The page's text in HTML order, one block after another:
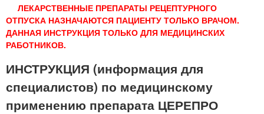
ЛЕКАРСТВЕННЫЕ ПРЕПАРАТЫ РЕЦЕПТУРНОГО
ОТПУСКА НАЗНАЧАЮТСЯ ПАЦИЕНТУ ТОЛЬКО ВРАЧОМ.
ДАННАЯ ИНСТРУКЦИЯ ТОЛЬКО ДЛЯ МЕДИЦИНСКИХ
РАБОТНИКОВ.
ИНСТРУКЦИЯ (информация для
специалистов) по медицинскому
применению препарата ЦЕРЕПРО